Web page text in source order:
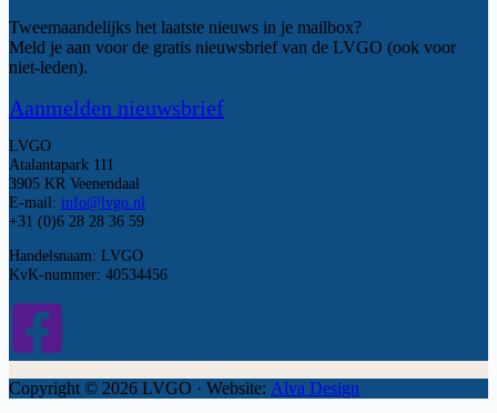
Tweemaandelijks het laatste nieuws in je mailbox?
Meld je aan voor de gratis nieuwsbrief van de LVGO (ook voor
niet-leden).
Aanmelden nieuwsbrief
LVGO
Atalantapark 111
3905 KR Veenendaal
E-mail: info@lvgo.nl
+31 (0)6 28 28 36 59
Handelsnaam: LVGO
KvK-nummer: 40534456
Copyright © 2026 LVGO · Website: Alva Design